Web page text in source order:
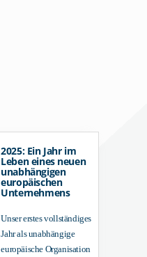
2025: Ein Jahr im
Leben eines neuen
unabhängigen
europäischen
Unternehmens
Unser erstes vollständiges
Jahr als unabhängige
europäische Organisation